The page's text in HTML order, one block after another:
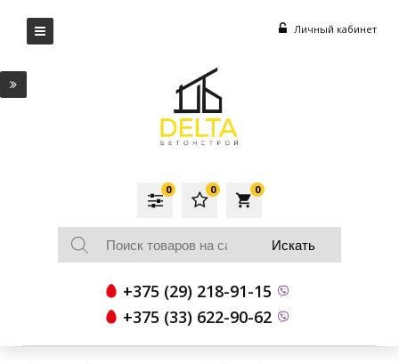
Личный кабинет
local_grocery_store
0
0
0
+375 (29) 218-91-15
+375 (33) 622-90-62